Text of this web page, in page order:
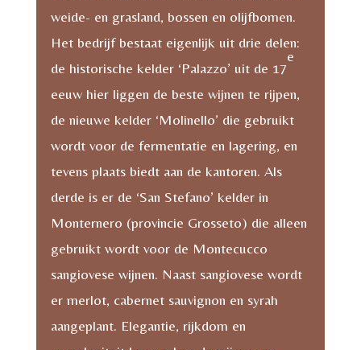
weide- en grasland, bossen en olijfbomen.
Het bedrijf bestaat eigenlijk uit drie delen:
de historische kelder ‘Palazzo’ uit de 17
e
eeuw hier liggen de beste wijnen te rijpen,
de nieuwe kelder ‘Molinello’ die gebruikt
wordt voor de fermentatie en lagering, en
tevens plaats biedt aan de kantoren. Als
derde is er de ‘San Stefano’ kelder in
Monternero (provincie Grosseto) die alleen
gebruikt wordt voor de Montecucco
sangiovese wijnen. Naast sangiovese wordt
er merlot, cabernet sauvignon en syrah
aangeplant. Elegantie, rijkdom en